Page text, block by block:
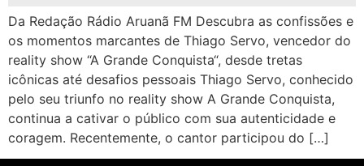
Da Redação Rádio Aruanã FM Descubra as confissões e
os momentos marcantes de Thiago Servo, vencedor do
reality show “A Grande Conquista“, desde tretas
icônicas até desafios pessoais Thiago Servo, conhecido
pelo seu triunfo no reality show A Grande Conquista,
continua a cativar o público com sua autenticidade e
coragem. Recentemente, o cantor participou do […]